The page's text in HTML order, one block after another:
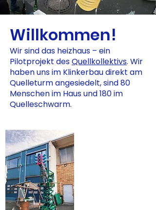
Willkommen!
Wir sind das heizhaus – ein
Pilotprojekt desQuellkollektivs. Wir
haben uns im Klinkerbau direkt am
Quelleturm angesiedelt, sind 80
Menschen im Haus und 180 im
Quelleschwarm.